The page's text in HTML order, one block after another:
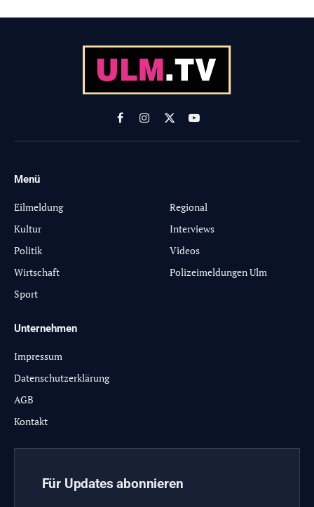
FacebookInstagram
X
(Twitter)
YouTube
Menü
Eilmeldung
Kultur
Politik
Wirtschaft
Sport
Regional
Interviews
Videos
Polizeimeldungen Ulm
Unternehmen
Impressum
Datenschutzerklärung
AGB
Kontakt
Für Updates abonnieren